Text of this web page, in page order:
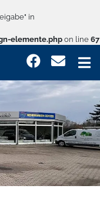
in
elemente.php on line 67